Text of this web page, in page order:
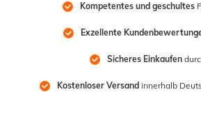
Kompetentes und geschultes
Exzellente
Sicheres Einkaufen
Kostenloser Versand innerhalb